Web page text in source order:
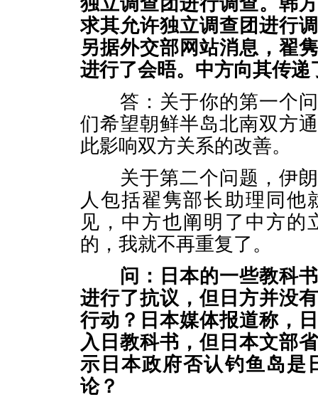
求其允许独立调查团进行
另据外交部网站消息，翟
进行了会晤。中方向其传递
答：关于你的第一个问
们希望朝鲜半岛北南双方
此影响双方关系的改善。
关于第二个问题，伊朗
人包括翟隽部长助理同他
见，中方也阐明了中方的
的，我就不再重复了。
问：日本的一些教科
进行了抗议，但日方并没
行动？日本媒体报道称，
入日教科书，但日本文部
示日本政府否认钓鱼岛是
论？